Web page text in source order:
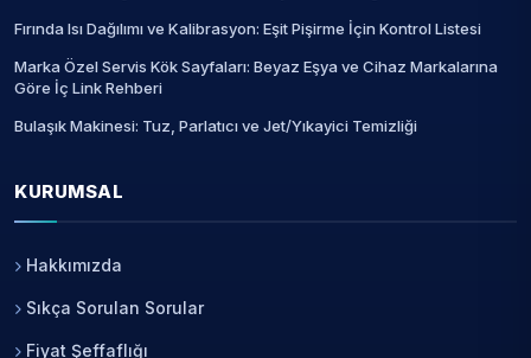
Fırında Isı Dağılımı ve Kalibrasyon: Eşit Pişirme İçin Kontrol Listesi
Marka Özel Servis Kök Sayfaları: Beyaz Eşya ve Cihaz Markalarına
Göre İç Link Rehberi
Bulaşık Makinesi: Tuz, Parlatıcı ve Jet/Yıkayici Temizliği
KURUMSAL
Hakkımızda
Sıkça Sorulan Sorular
Fiyat Şeffaflığı